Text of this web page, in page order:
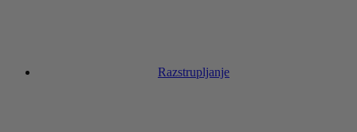
Razstrupljanje